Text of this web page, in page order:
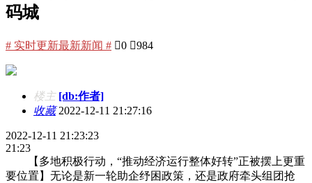
码城
# 实时更新最新新闻 # 0 984
楼主 [db:作者]
收藏2022-12-11 21:27:16
2022-12-11 21:23:23
21:23
【多地积极行动，“推动经济运行整体好转”正被摆上更重
要位置】无论是新一轮助企纾困政策，还是政府牵头组团抢